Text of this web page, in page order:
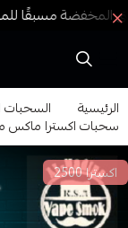
الرئيسية السحبات
سحبات اكسترا ماكس مزيج
اكسترا 2500